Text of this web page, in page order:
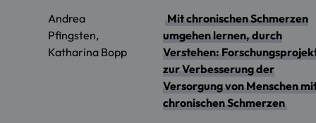
Andrea
Pfingsten,
Katharina Bopp
Mit chronischen Schmerzen
umgehen lernen, durch
Verstehen:
zur Verbesserung der
Versorgung von Menschen
chronischen Schmerzen